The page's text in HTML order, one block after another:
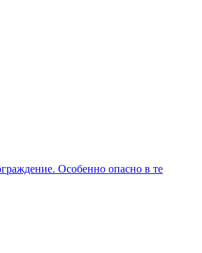
Особенно опасно в те